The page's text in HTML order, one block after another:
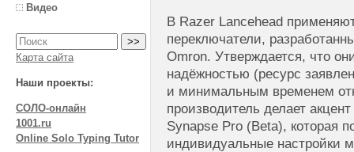
Видео
Карта сайта
Наши проекты:
СОЛО-онлайн
1001.ru
Online Solo Typing Tutor
В Razer Lancehead
переключатели,
Omron. Утверждается, что
надёжностью (ресурс
и минимальным временем
производитель делает
Synapse Pro (Beta), которая
индивидуальные настройки